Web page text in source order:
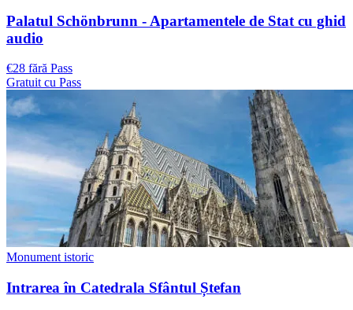
Palatul Schönbrunn - Apartamentele de Stat cu ghid
audio
€28 fără Pass
Gratuit cu Pass
Monument istoric
Intrarea în Catedrala Sfântul Ștefan